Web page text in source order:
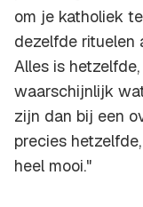
om je katholiek
dezelfde rituelen
Alles is
waarschijnlijk
zijn dan bij een
precies
heel mooi."